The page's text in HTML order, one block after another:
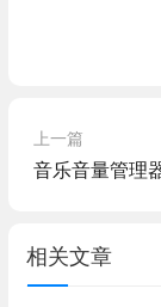
上一篇
相关文章